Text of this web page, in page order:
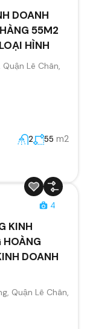
DOANH
55M2
HÌNH
Lê Chân,
2 55 m2
4
KINH
DOANH
Quận Lê Chân,